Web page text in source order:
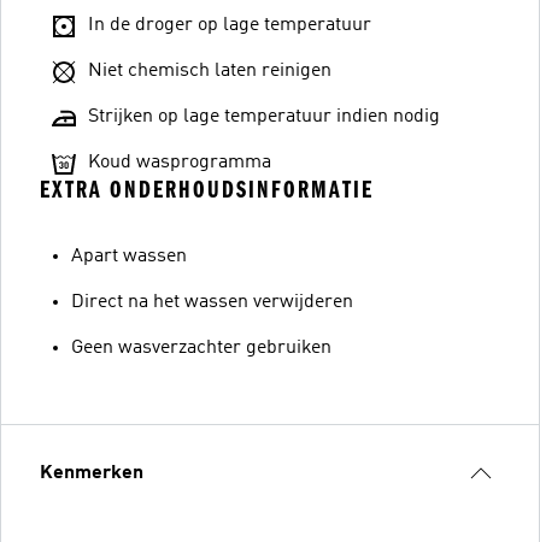
In de droger op lage temperatuur
Niet chemisch laten reinigen
Strijken op lage temperatuur indien nodig
Koud wasprogramma
EXTRA ONDERHOUDSINFORMATIE
Apart wassen
Direct na het wassen verwijderen
Geen wasverzachter gebruiken
Kenmerken